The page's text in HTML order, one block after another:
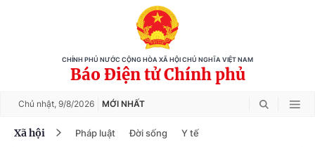
CHÍNH PHỦ NƯỚC CỘNG HÒA XÃ HỘI CHỦ NGHĨA VIỆT NAM
Báo Điện tử Chính phủ
Chủ nhật, 9/8/2026 MỚI NHẤT
Xã hội Pháp luật Đời sống Y tế